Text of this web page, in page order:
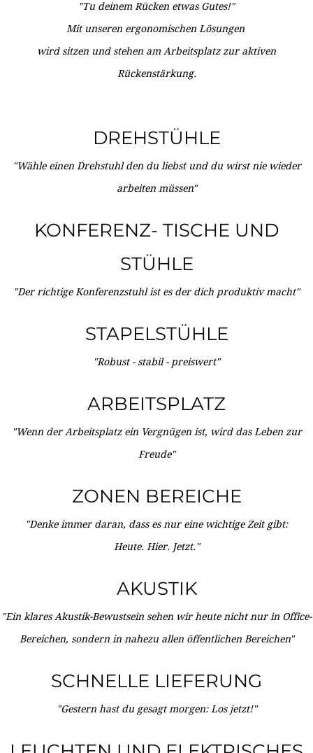
"Tu deinem Rücken etwas Gutes!"
Mit unseren ergonomischen Lösungen
wird sitzen und stehen am Arbeitsplatz zur aktiven
Rückenstärkung.
DREHSTÜHLE
"Wähle einen Drehstuhl den du liebst und du wirst nie wieder
arbeiten müssen"
KONFERENZ- TISCHE UND
STÜHLE
"Der richtige Konferenzstuhl ist es der dich produktiv macht"
STAPELSTÜHLE
"Robust - stabil - preiswert"
ARBEITSPLATZ
"Wenn der Arbeitsplatz ein Vergnügen ist, wird das Leben zur
Freude"
ZONEN BEREICHE
"Denke immer daran, dass es nur eine wichtige Zeit gibt:
Heute. Hier. Jetzt."
AKUSTIK
"Ein klares Akustik-Bewustsein sehen wir heute nicht nur in Office-
Bereichen, sondern in nahezu allen öffentlichen Bereichen"
SCHNELLE LIEFERUNG
"Gestern hast du gesagt morgen: Los jetzt!"